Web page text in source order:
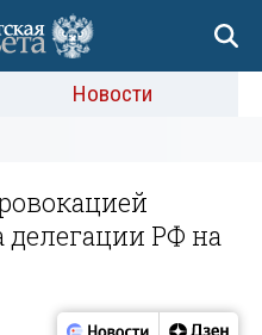
Новости
делегации РФ на